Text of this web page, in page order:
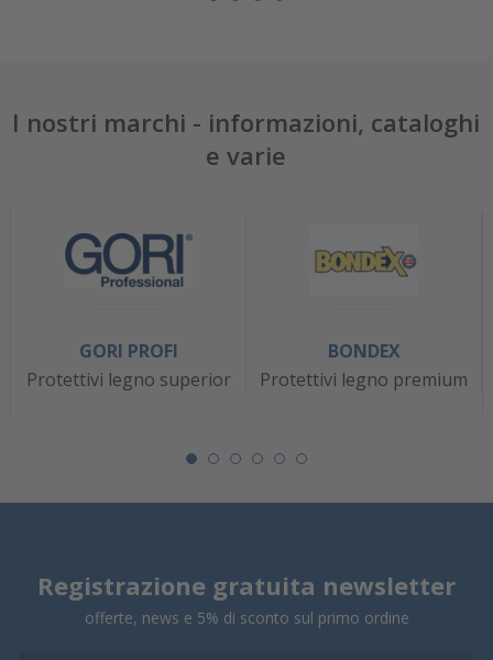
I nostri marchi - informazioni, cataloghi
e varie
GORI PROFI
Protettivi legno superior
BONDEX
Protettivi legno premium
Registrazione gratuita newsletter
offerte, news e 5% di sconto sul primo ordine